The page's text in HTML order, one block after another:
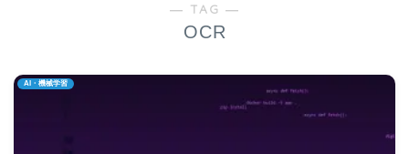
― TAG ―
OCR
AI・機械学習